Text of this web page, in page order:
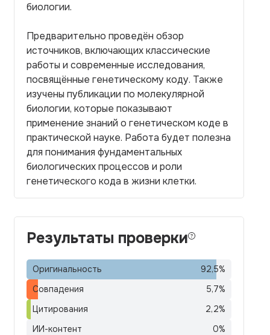
биологии.
Предварительно проведён обзор
источников, включающих классические
работы и современные исследования,
посвящённые генетическому коду. Также
изучены публикации по молекулярной
биологии, которые показывают
применение знаний о генетическом коде в
практической науке. Работа будет полезна
для понимания фундаментальных
биологических процессов и роли
генетического кода в жизни клетки.
Результаты проверки
Оригинальность 92,5%
Совпадения
5,7%
Цитирования
2,2%
ИИ-контент
0%